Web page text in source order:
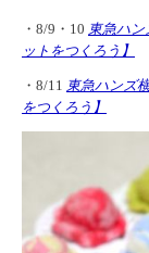
・8/9・10 東急ハ
ットをつくろう】
・8/11 東急ハンズ
をつくろう】